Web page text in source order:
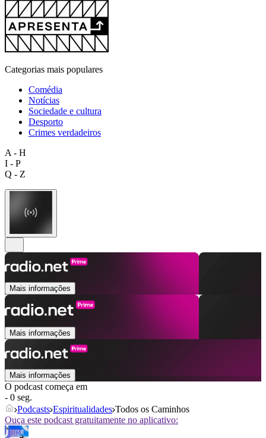
Categorias mais populares
Comédia
Notícias
Sociedade e cultura
Desporto
Crimes verdadeiros
A - H
I - P
Q - Z
Mais informações
Mais informações
Mais informações
O podcast começa em
- 0 seg.
Podcasts Espiritualidades Todos os Caminhos
Ouça este podcast gratuitamente no aplicativo: